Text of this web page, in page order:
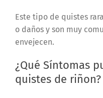
Este tipo de quistes
o daños y son muy
envejecen.
¿Qué Síntomas
quistes de riñon?